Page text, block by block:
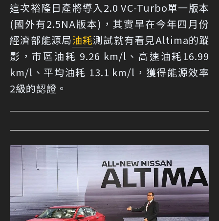
這次裕隆日產將導入2.0 VC-Turbo單一版本
(國外有2.5NA版本)，其實早在今年四月份
經濟部能源局油耗測試就有看見Altima的蹤
影，市區油耗 9.26 km/l、高速油耗16.99
km/l、平均油耗 13.1 km/l，獲得能源效率
2級的認證。